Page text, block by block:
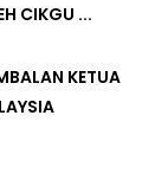
CIKGU ...
KETUA